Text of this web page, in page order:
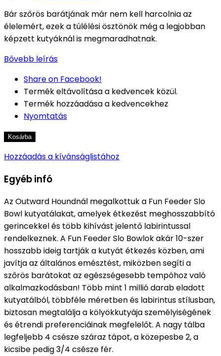
Bár szőrös barátjának már nem kell harcolnia az
élelemért, ezek a túlélési ösztönök még a legjobban
képzett kutyáknál is megmaradhatnak.
Bővebb leírás
Share on Facebook!
Termék eltávolítása a kedvencek közül.
Termék hozzáadása a kedvencekhez
Nyomtatás
Kosárba
Hozzáadás a kívánságlistához
Egyéb infó
Az Outward Houndnál megalkottuk a Fun Feeder Slo
Bowl kutyatálakat, amelyek étkezést meghosszabbító
gerincekkel és több kihívást jelentő labirintussal
rendelkeznek. A Fun Feeder Slo Bowlok akár 10-szer
hosszabb ideig tartják a kutyát étkezés közben, ami
javítja az általános emésztést, miközben segíti a
szőrös barátokat az egészségesebb tempóhoz való
alkalmazkodásban! Több mint 1 millió darab eladott
kutyatálból, többféle méretben és labirintus stílusban,
biztosan megtalálja a kölyökkutyája személyiségének
és étrendi preferenciáinak megfelelőt. A nagy tálba
legfeljebb 4 csésze száraz tápot, a közepesbe 2, a
kicsibe pedig 3/4 csésze fér.